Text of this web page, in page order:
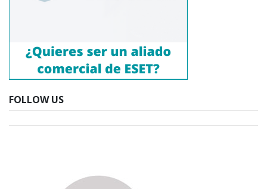
FOLLOW US